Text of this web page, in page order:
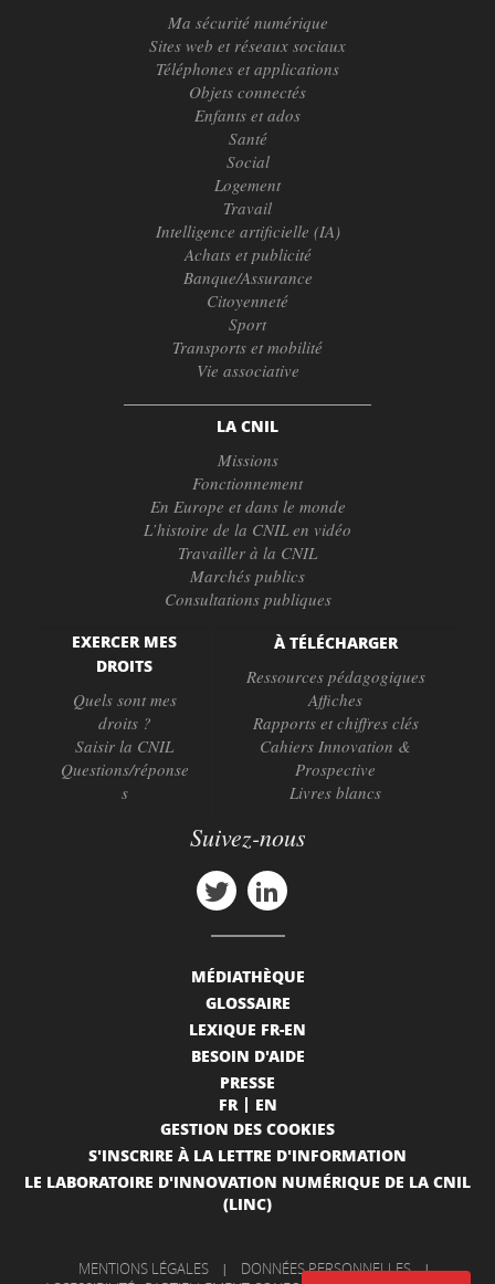
Ma sécurité numérique
Sites web et réseaux sociaux
Téléphones et applications
Objets connectés
Enfants et ados
Santé
Social
Logement
Travail
Intelligence artificielle (IA)
Achats et publicité
Banque/Assurance
Citoyenneté
Sport
Transports et mobilité
Vie associative
LA CNIL
Missions
Fonctionnement
En Europe et dans le monde
L’histoire de la CNIL en vidéo
Travailler à la CNIL
Marchés publics
Consultations publiques
EXERCER MES
DROITS
Quels sont mes
droits ?
Saisir la CNIL
Questions/réponse
s
À TÉLÉCHARGER
Ressources pédagogiques
Affiches
Rapports et chiffres clés
Cahiers Innovation &
Prospective
Livres blancs
Suivez-nous
MÉDIATHÈQUE
GLOSSAIRE
LEXIQUE FR-EN
BESOIN D'AIDE
PRESSE
FR
EN
GESTION DES COOKIES
S'INSCRIRE À LA LETTRE D'INFORMATION
LE LABORATOIRE D'INNOVATION NUMÉRIQUE DE LA CNIL
(LINC)
MENTIONS LÉGALES | DONNÉES PERSONNELLES |